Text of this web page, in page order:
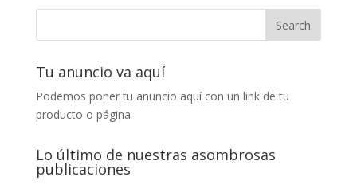
Tu anuncio va aquí
Podemos poner tu anuncio aquí con un link de tu
producto o página
Lo último de nuestras asombrosas
publicaciones